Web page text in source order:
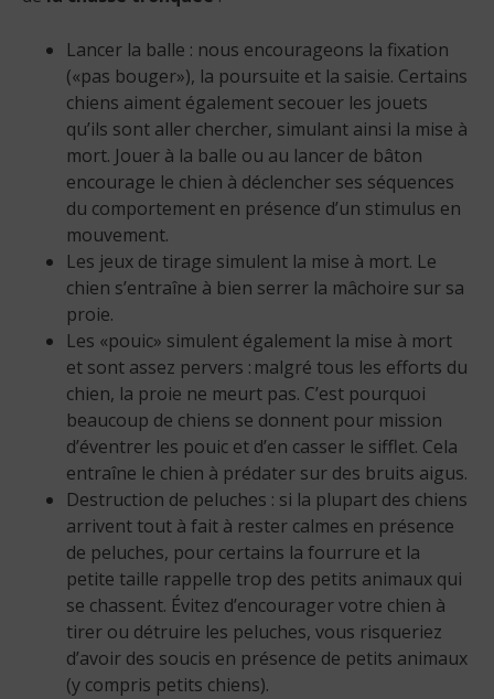
Lancer la balle : nous encourageons la fixation
(«pas bouger»), la poursuite et la saisie. Certains
chiens aiment également secouer les jouets
qu’ils sont aller chercher, simulant ainsi la mise à
mort. Jouer à la balle ou au lancer de bâton
encourage le chien à déclencher ses séquences
du comportement en présence d’un stimulus en
mouvement.
Les jeux de tirage simulent la mise à mort. Le
chien s’entraîne à bien serrer la mâchoire sur sa
proie.
Les «pouic» simulent également la mise à mort
et sont assez pervers : malgré tous les efforts du
chien, la proie ne meurt pas. C’est pourquoi
beaucoup de chiens se donnent pour mission
d’éventrer les pouic et d’en casser le sifflet. Cela
entraîne le chien à prédater sur des bruits aigus.
Destruction de peluches : si la plupart des chiens
arrivent tout à fait à rester calmes en présence
de peluches, pour certains la fourrure et la
petite taille rappelle trop des petits animaux qui
se chassent. Évitez d’encourager votre chien à
tirer ou détruire les peluches, vous risqueriez
d’avoir des soucis en présence de petits animaux
(y compris petits chiens).